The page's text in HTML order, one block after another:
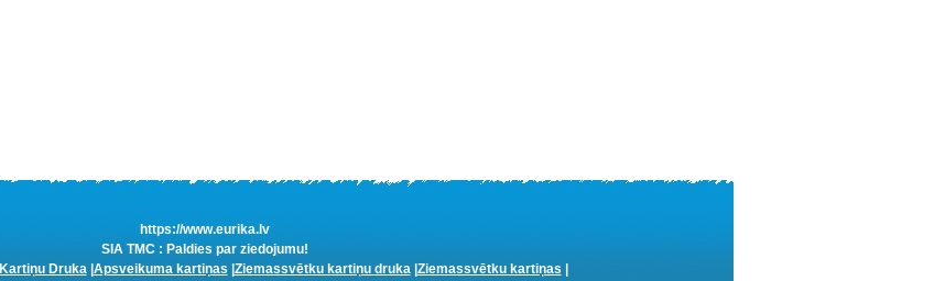
https://www.eurika.lv
SIA TMC : Paldies par ziedojumu!
Kartiņu Druka| Apsveikuma kartiņas Ziemassvētku kartiņu druka| Ziemassvētku kartiņas